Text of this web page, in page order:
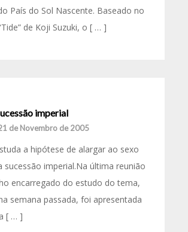
País do Sol Nascente. Baseado no
de Koji Suzuki, o [ … ]
imperial
de Novembro de 2005
a hipótese de alargar ao sexo
sucessão imperial.Na última reunião
encarregado do estudo do tema,
semana passada, foi apresentada
[ … ]